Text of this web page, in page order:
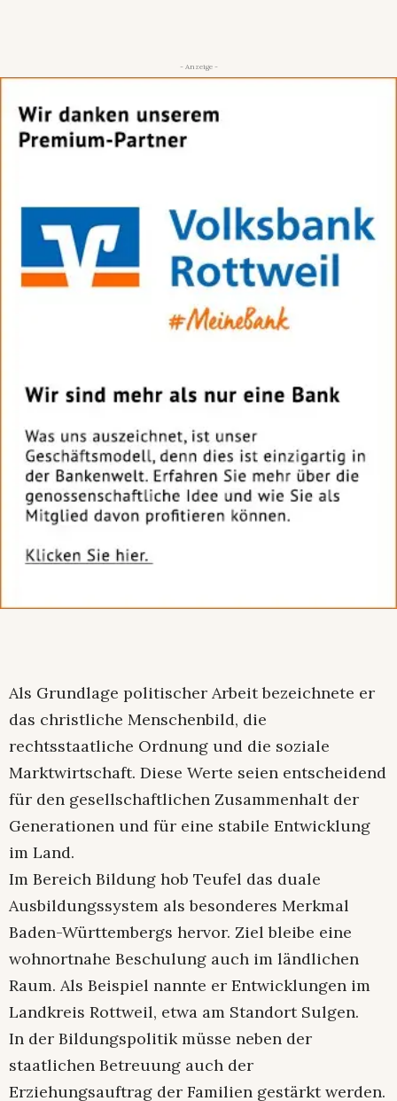
- Anzeige -
Als Grundlage politischer Arbeit bezeichnete er
das christliche Menschenbild, die
rechtsstaatliche Ordnung und die soziale
Marktwirtschaft. Diese Werte seien entscheidend
für den gesellschaftlichen Zusammenhalt der
Generationen und für eine stabile Entwicklung
im Land.
Im Bereich Bildung hob Teufel das duale
Ausbildungssystem als besonderes Merkmal
Baden-Württembergs hervor. Ziel bleibe eine
wohnortnahe Beschulung auch im ländlichen
Raum. Als Beispiel nannte er Entwicklungen im
Landkreis Rottweil, etwa am Standort Sulgen.
In der Bildungspolitik müsse neben der
staatlichen Betreuung auch der
Erziehungsauftrag der Familien gestärkt werden.